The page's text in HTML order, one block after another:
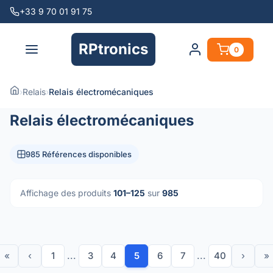
+33 9 70 01 91 75
RPtronics 0
›Relais›Relais électromécaniques
Relais électromécaniques
985 Références disponibles
Affichage des produits 101–125 sur 985
« ‹ 1 ... 3 4 5 6 7 ... 40 › »